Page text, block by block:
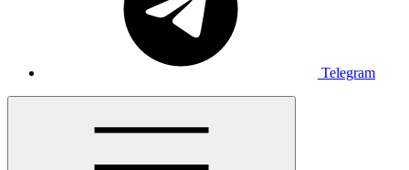
Telegram